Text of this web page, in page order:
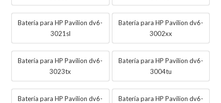
Batería para HP Pavilion dv6-
3021sl
Batería para HP Pavilion dv6-
3002xx
Batería para HP Pavilion dv6-
3023tx
Batería para HP Pavilion dv6-
3004tu
Batería para HP Pavilion dv6-
Batería para HP Pavilion dv6-